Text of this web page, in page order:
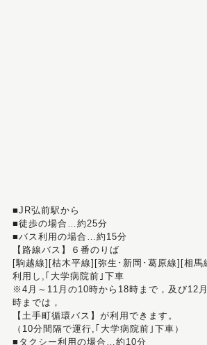
■JR弘前駅から
■徒歩の場合…約25分
■バス利用の場合…約15分
【路線バス】６番のりば
[駒越線][枯木平線][弥生･新岡･葛原線][相馬
利用し,｢大学病院前｣下車
※4月～11月の10時から18時まで，及び12
時までは，
【土手町循環バス】が利用できます。
（10分間隔で運行,｢大学病院前｣下車）
■タクシー利用の場合…約10分